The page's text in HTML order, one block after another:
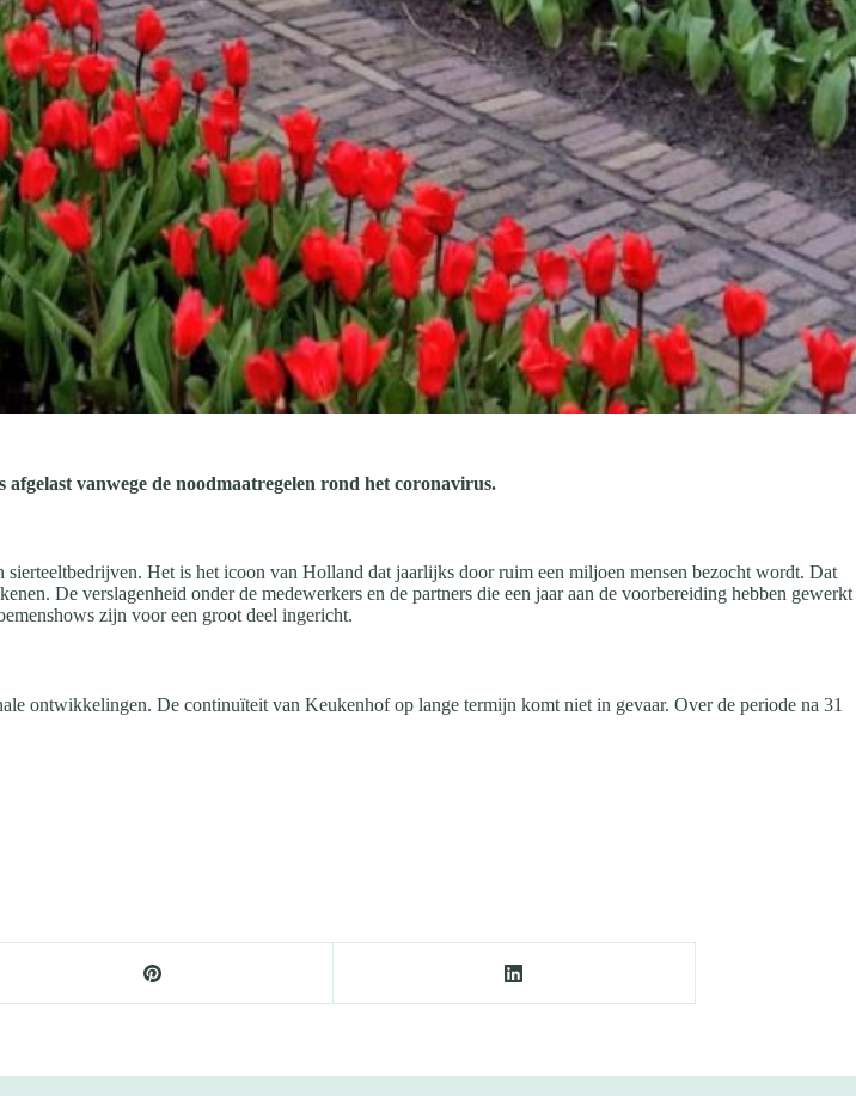
vanwege de noodmaatregelen rond het coronavirus.
Het is het icoon van Holland dat jaarlijks door ruim een miljoen mensen bezocht wordt. Dat
De verslagenheid onder de medewerkers en de partners die een jaar aan de voorbereiding hebben gewerkt
zijn voor een groot deel ingericht.
ontwikkelingen. De continuïteit van Keukenhof op lange termijn komt niet in gevaar. Over de periode na 31